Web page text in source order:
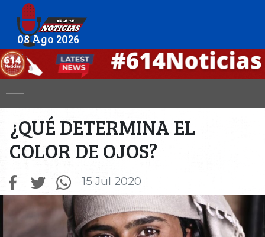
08 Ago 2026
¿QUÉ DETERMINA EL
COLOR DE OJOS?
15 Jul 2020